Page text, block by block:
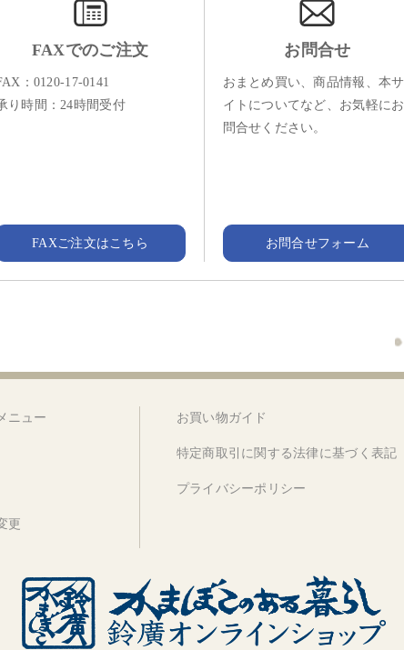
FAXでのご注文
：0120-17-0141
り時間：24時間受付
FAXご注文はこちら
お問合せ
おまとめ買い、商品情報、本サ
イトについてなど、お気軽にお
問合せください。
お問合せフォーム
ニュー
更
お買い物ガイド
特定商取引に関する法律に基づく表記
プライバシーポリシー